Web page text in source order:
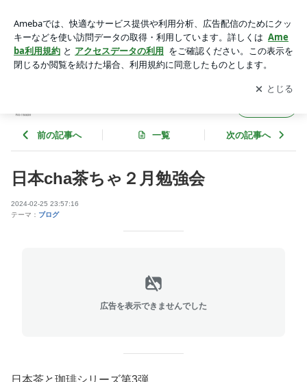
アプリをダウンロードして ブログの更新通知
を受け取りまし
ょう。
開く
前の記事へ 一覧 次の記事へ
日本cha茶ちゃ２月勉強会
2024-02-25 23:57:16
テーマ： ブログ
広告を表示できませんでした
日本茶と珈琲シリーズ第3弾